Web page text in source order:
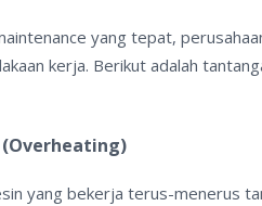
yang tepat,
kerja. Berikut adalah
(Overheating)
yang bekerja terus-menerus